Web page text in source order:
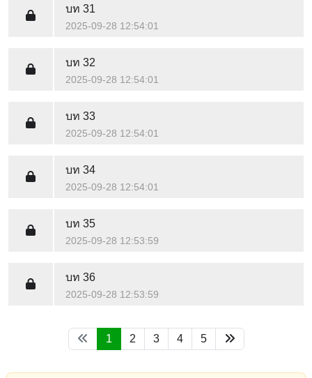
บท 31
2025-09-28 12:54:01
บท 32
2025-09-28 12:54:01
บท 33
2025-09-28 12:54:01
บท 34
2025-09-28 12:54:01
บท 35
2025-09-28 12:53:59
บท 36
2025-09-28 12:53:59
1 2 3 4 5